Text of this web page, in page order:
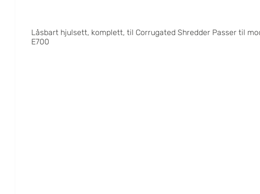
Låsbart hjulsett, komplett, til Corrugated Shredder Passer til
E700